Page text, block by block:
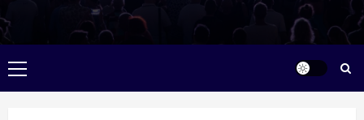
Menú
principal